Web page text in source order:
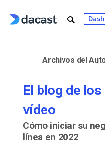
Archivos del
El blog de
vídeo
Cómo iniciar su
línea en 2022